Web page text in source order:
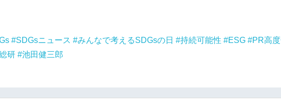
SDGsニュース みんなで考えるSDGsの日 持続可能性 ESG PR高
研
池田健三郎